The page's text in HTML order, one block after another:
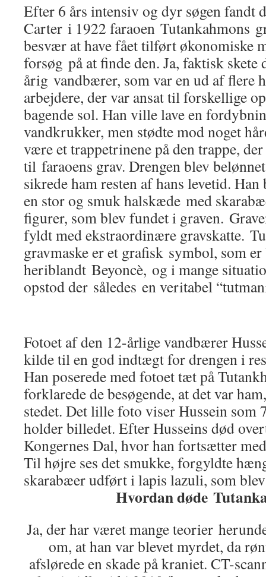
Efter 6 års intensiv og dyr søgen fandt
Carter i 1922 faraoen Tutankahmons
besvær at have fået tilført økonomiske
forsøg på at finde den. Ja, faktisk
årig vandbærer, som var en ud af flere
arbejdere, der var ansat til forskellige
bagende sol. Han ville lave en
vandkrukker, men stødte mod noget
være et trappetrinene på den trappe,
til faraoens grav. Drengen blev
sikrede ham resten af hans levetid.
en stor og smuk halskæde med
figurer, som blev fundet i graven.
fyldt med ekstraordinære gravskatte.
gravmaske er et grafisk symbol, som
heriblandt Beyoncè, og i mange
opstod der således en veritabel
Fotoet af den 12-årlige vandbærer
kilde til en god indtægt for drengen i
Han poserede med fotoet tæt på
forklarede de besøgende, at det var
stedet. Det lille foto viser Hussein som
holder billedet. Efter Husseins død
Kongernes Dal, hvor han fortsætter
Til højre ses det smukke, forgyldte
skarabæer udført i lapis lazuli, som
Hvordan døde
Ja, der har været mange teorier
om, at han var blevet myrdet, da
afslørede en skade på kraniet. CT-